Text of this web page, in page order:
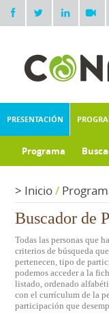
PRESENTACIÓN
Programa
> Inicio/
Buscador de
Todas las personas que
criterios de búsqueda
pertenecen, tipo de
podemos acceder a la
listado, ordenado
con el currículum de la
participación que